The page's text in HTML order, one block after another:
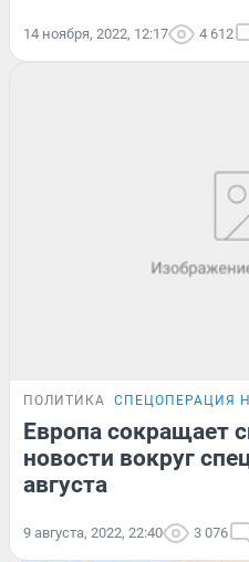
14 ноября, 2022, 12:17 4 612
ПОЛИТИКА СПЕЦОПЕРАЦИЯ
Европа сокращает
новости вокруг
августа
9 августа, 2022, 22:40 3 076